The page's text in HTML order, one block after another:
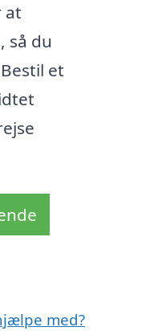
at
så du
et
med?